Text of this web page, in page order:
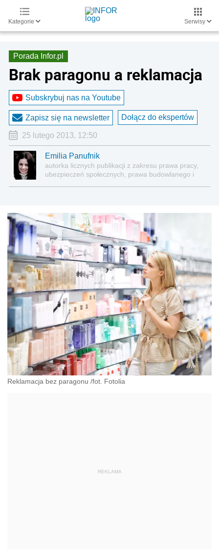
Kategorie Serwisy
Porada Infor.pl
Brak paragonu a reklamacja
Subskrybuj nas na Youtube
Zapisz się na newsletter Dołącz do ekspertów
25 lutego 2013, 12:50
Emilia Panufnik
autorka licznych publikacji z zakresu prawa pracy,
ubezpieczeń społecznych, prawa budowlanego i
Reklamacja bez paragonu /fot. Fotolia